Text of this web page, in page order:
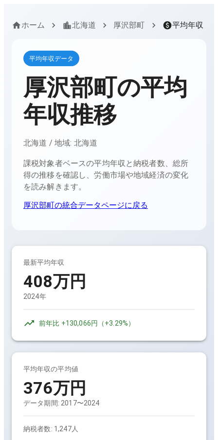
ホーム 北海道 厚沢部町 平均年収
平均年収データ
厚沢部町の平均
年収推移
北海道 / 地域: 北海道
課税対象者ベースの平均年収と納税者数、総所
得の推移を確認し、労働市場や地域経済の変化
を読み解きます。
厚沢部町の統合データページに戻る
最新平均年収
408万円
2024年
前年比 +130,066円 （+3.29%）
平均年収の平均値
376万円
データ期間: 2017〜2024
納税者数: 1,247人